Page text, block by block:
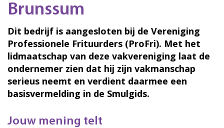
Brunssum
Dit bedrijf is aangesloten bij de Vereniging
Professionele Frituurders (ProFri). Met het
lidmaatschap van deze vakvereniging laat de
ondernemer zien dat hij zijn vakmanschap
serieus neemt en verdient daarmee een
basisvermelding in de Smulgids.
Jouw mening telt